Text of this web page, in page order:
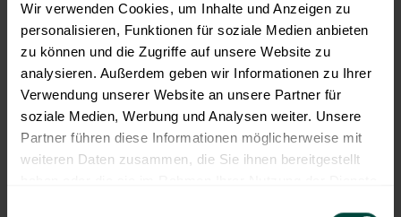
Wir verwenden Cookies, um Inhalte und Anzeigen zu
personalisieren, Funktionen für soziale Medien anbieten
zu können und die Zugriffe auf unsere Website zu
analysieren. Außerdem geben wir Informationen zu Ihrer
Verwendung unserer Website an unsere Partner für
soziale Medien, Werbung und Analysen weiter. Unsere
Partner führen diese Informationen möglicherweise mit
weiteren Daten zusammen, die Sie ihnen bereitgestellt
über die Alternative Streitbeilegung eingerichtet. Vor der
Schlichtungsstelle des VV können Streitigkeiten zwischen
Verbrauchern und Mitgliedern des VV im Zusammenhang
mit Finanzdienstleistungsgeschäften in einem
außergerichtlichen Schlichtungsverfahren beigelegt
werden.